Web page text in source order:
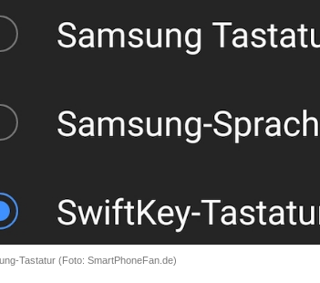
Tastatur (Foto: SmartPhoneFan.de)